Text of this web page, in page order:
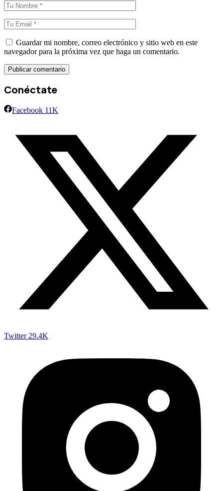
Guardar mi nombre, correo electrónico y sitio web en este
navegador para la próxima vez que haga un comentario.
Conéctate
Facebook 11K
Twitter 29.4K